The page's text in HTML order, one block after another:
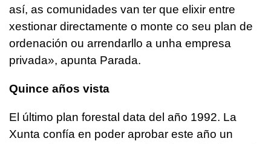
así, as comunidades van ter que elixir entre
xestionar directamente o monte co seu plan de
ordenación ou arrendarllo a unha empresa
privada», apunta Parada.
Quince años vista
El último plan forestal data del año 1992. La
Xunta confía en poder aprobar este año un